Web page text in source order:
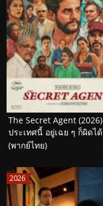
The Secret Agent (2026)
ประเทศนี้ อยู่เฉย ๆ ก็ผิดได้
(พากย์ไทย)
2026